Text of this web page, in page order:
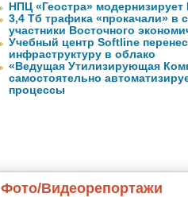
НПЦ «Геостра»
3,4 Тб трафика «прокачали» в
участники Восточного
Учебный центр Softline
инфраструктуру в облако
«Ведущая Утилизирующая
самостоятельно
процессы
Фото/Видеорепортажи